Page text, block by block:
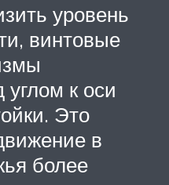
уровень
винтовые
к оси
Это
в
более